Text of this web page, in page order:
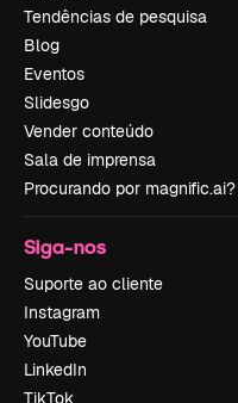
Tendências de pesquisa
Blog
Eventos
Slidesgo
Vender conteúdo
Sala de imprensa
Procurando por magnific.ai?
Siga-nos
Suporte ao cliente
Instagram
YouTube
LinkedIn
TikTok